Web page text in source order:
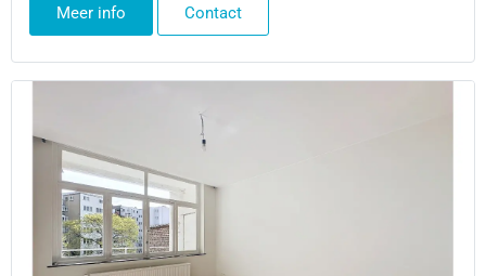
Meer info Contact